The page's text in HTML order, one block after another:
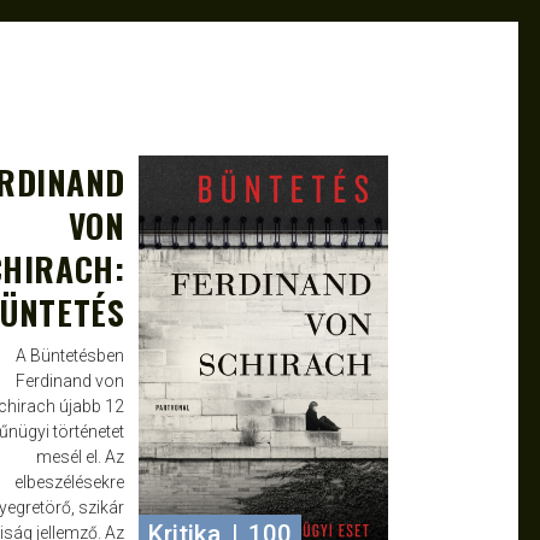
ATTILA
ÁPR 22, 2020
Kritika | 100
VON
A Büntetésben
Ferdinand von
újabb 12
történetet
mesél el. Az
elbeszélésekre
szikár
jellemző. Az